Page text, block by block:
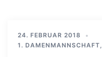
24. FEBRUAR 2018
1. DAMENMANNSCHAFT,